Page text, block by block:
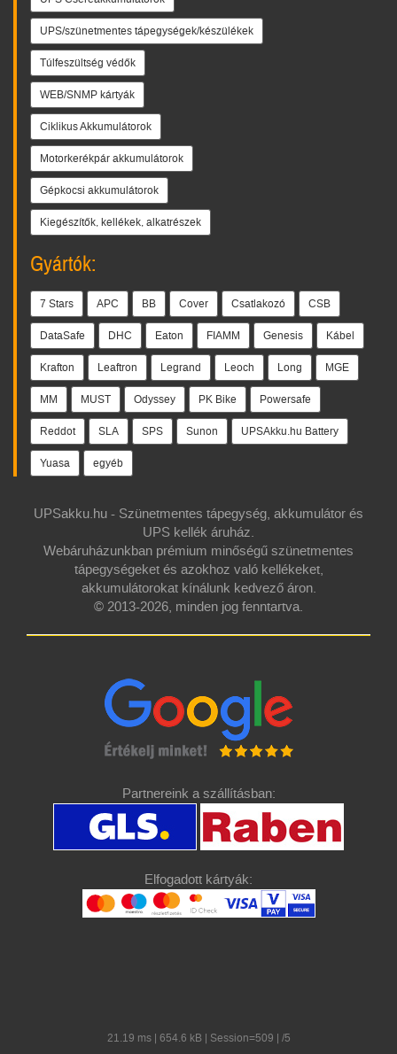
UPS/szünetmentes tápegységek/készülékek
Túlfeszültség védők
WEB/SNMP kártyák
Ciklikus Akkumulátorok
Motorkerékpár akkumulátorok
Gépkocsi akkumulátorok
Kiegészítők, kellékek, alkatrészek
Gyártók:
7 Stars APC BB Cover Csatlakozó CSB
DataSafe DHC Eaton FIAMM Genesis Kábel
Krafton Leaftron Legrand Leoch Long MGE
MM MUST Odyssey PK Bike Powersafe
Reddot SLA SPS Sunon UPSAkku.hu Battery
Yuasa egyéb
UPSakku.hu - Szünetmentes tápegység, akkumulátor és
UPS kellék áruház.
Webáruházunkban prémium minőségű szünetmentes
tápegységeket és azokhoz való kellékeket,
akkumulátorokat kínálunk kedvező áron.
© 2013-2026, minden jog fenntartva.
Partnereink a szállításban:
Elfogadott kártyák:
21.19 ms | 654.6 kB | Session=509 | /5